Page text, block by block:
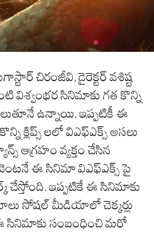
చిరంజీవి, డైరెక్టర్ వశిష్ట
విశ్వంభర సినిమాకు గత కొన్ని
ఉన్నాయి. ఇప్పటికీ ఈ
క్లిప్స్ లలో విఎఫ్ఎక్స్ అసలు
ఆగ్రహం వ్యక్తం చేసిన
ఈ సినిమా విఎఫ్ఎక్స్ పై
చేస్తోంది. ఇప్పటికే ఈ సినిమాకు
సోషల్ మీడియాలో చెక్కర్లు
సంబంధించి మరో